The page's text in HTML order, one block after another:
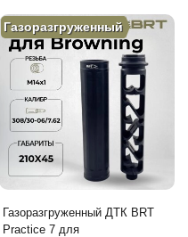
Газоразгруженный
Газоразгруженный ДТК BRT
Practice 7 для